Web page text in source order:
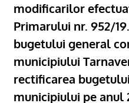
modificarilor
Primarului nr. 952/
bugetului general
municipiului
rectificarea
municipiului pe anul